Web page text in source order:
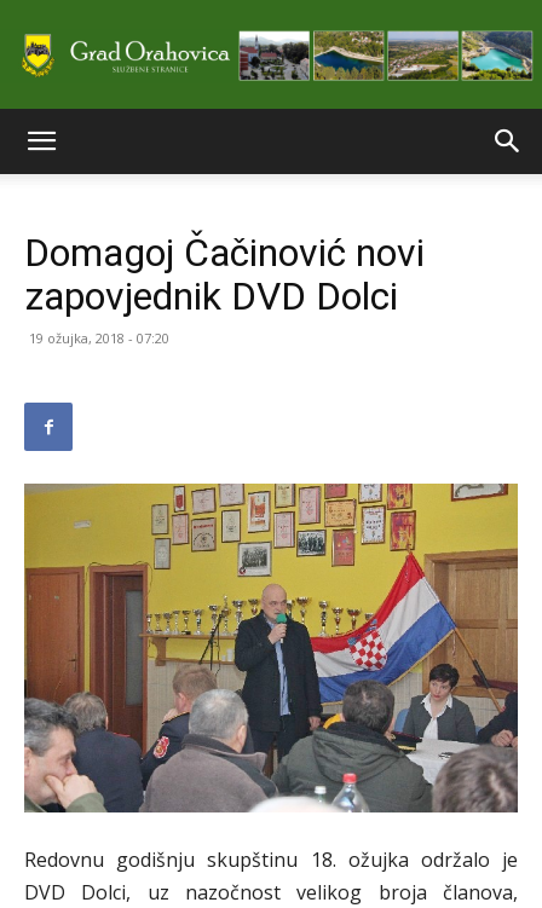
stranice
Domagoj Čačinović novi
zapovjednik DVD Dolci
19 ožujka, 2018 - 07:20
Redovnu godišnju skupštinu 18. ožujka održalo je
DVD Dolci, uz nazočnost velikog broja članova,